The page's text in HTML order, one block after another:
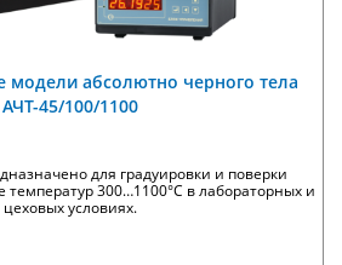
модели абсолютно черного тела
АЧТ-45/100/1100
для градуировки и поверки
температур 300…1100°С в лабораторных и
цеховых условиях.